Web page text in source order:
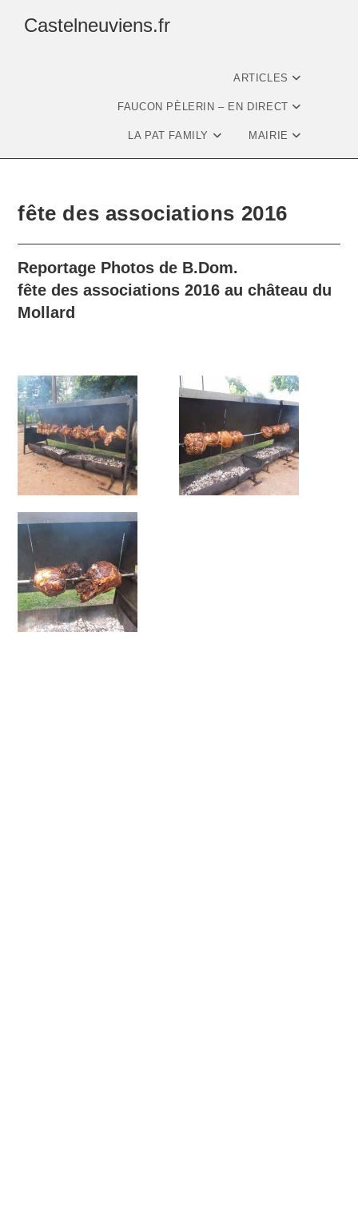
Castelneuviens.fr
ARTICLES
FAUCON PÈLERIN – EN DIRECT
LA PAT FAMILY MAIRIE
fête des associations 2016
Reportage Photos de B.Dom.
fête des associations 2016 au château du
Mollard